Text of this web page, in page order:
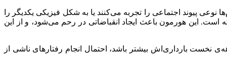
پیوند اجتماعی را تجربه می‌کنند یا به شکل فیزیکی یکدیگر را
است. این هورمون باعث ایجاد انقباضاتی در رحم می‌شود، و از این
ماهه‌ی نخست بارداری‌اش بیشتر باشد، احتمال انجام رفتارهای ناشی از